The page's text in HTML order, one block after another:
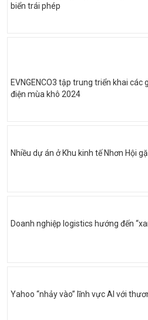
biển trái phép
EVNGENCO3 tập trung triển khai
điện mùa khô 2024
Nhiều dự án ở Khu kinh tế Nhơn Hội
Doanh nghiệp logistics hướng đến
Yahoo “nhảy vào” lĩnh vực AI với